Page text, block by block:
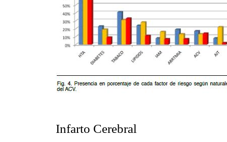
Infarto Cerebral